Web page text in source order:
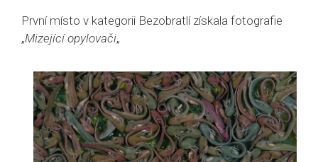
První místo v kategorii Bezobratlí získala fotografie
„Mizející opylovači„